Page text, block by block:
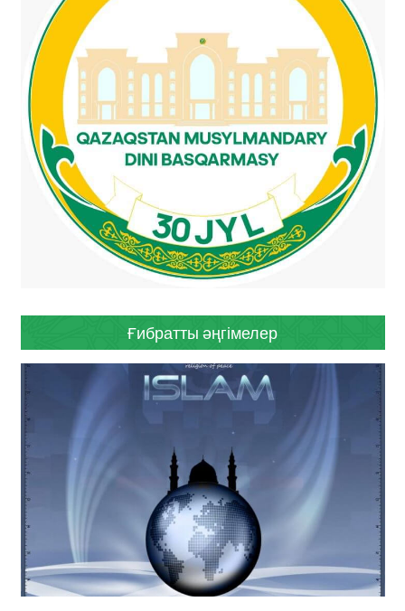
Ғибратты әңгімелер